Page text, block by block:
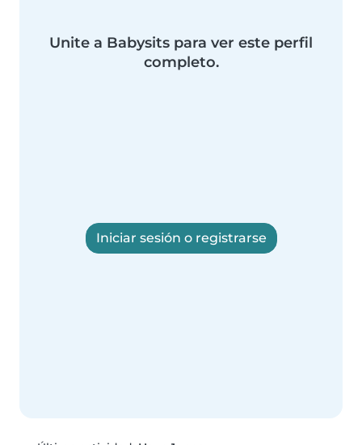
Unite a Babysits para ver este perfil
completo.
Iniciar sesión o registrarse